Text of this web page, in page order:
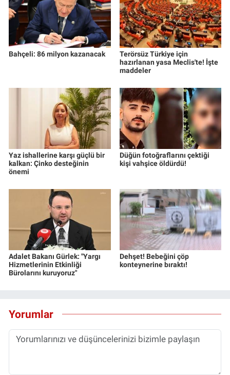
Bahçeli: 86 milyon kazanacak
Terörsüz Türkiye için
hazırlanan yasa Meclis'te! İşte
maddeler
Yaz ishallerine karşı güçlü bir
kalkan: Çinko desteğinin
önemi
Düğün fotoğraflarını çektiği
kişi vahşice öldürdü!
Adalet Bakanı Gürlek: "Yargı
Hizmetlerinin Etkinliği
Bürolarını kuruyoruz"
Dehşet! Bebeğini çöp
konteynerine bıraktı!
Yorumlar